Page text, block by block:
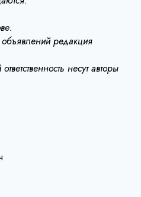
редакция
несут авторы